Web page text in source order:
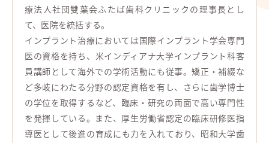
療法人社団雙葉会ふたば歯科クリニックの理事長とし
て、医院を統括する。
インプラント治療においては国際インプラント学会専門
医の資格を持ち、米インディアナ大学インプラント科客
員講師として海外での学術活動にも従事。矯正・補綴な
ど多岐にわたる分野の認定資格を有し、さらに歯学博士
の学位を取得するなど、臨床・研究の両面で高い専門性
を発揮している。また、厚生労働省認定の臨床研修医指
導医として後進の育成にも力を入れており、昭和大学歯